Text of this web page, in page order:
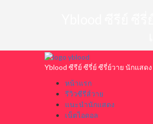
Primary
Menu
Yblood ซีรีย์ ซีรี่ย์ ซีรี่ย์วาย นักแสด
หน้าแรก
รีวิวซีรีส์วาย
แนะนำนักแสดง
เน็ตไอดอล